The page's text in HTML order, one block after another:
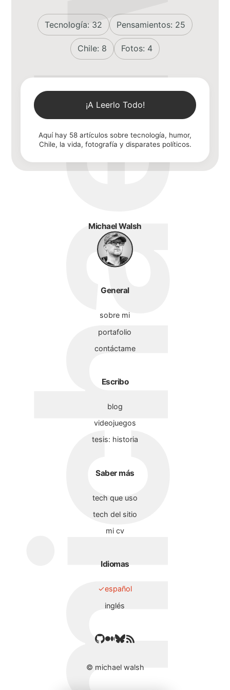
Tecnología: 32 Pensamientos: 25
Chile: 8 Fotos: 4
¡A Leerlo Todo!
Aquí hay 58 artículos sobre tecnología, humor,
Chile, la vida, fotografía y disparates políticos.
Michael Walsh
General
sobre mi
portafolio
contáctame
Escribo
blog
videojuegos
tesis: historia
Saber más
tech que uso
tech del sitio
mi cv
Idiomas
español
inglés
© michael walsh
bio
portafolio
blog